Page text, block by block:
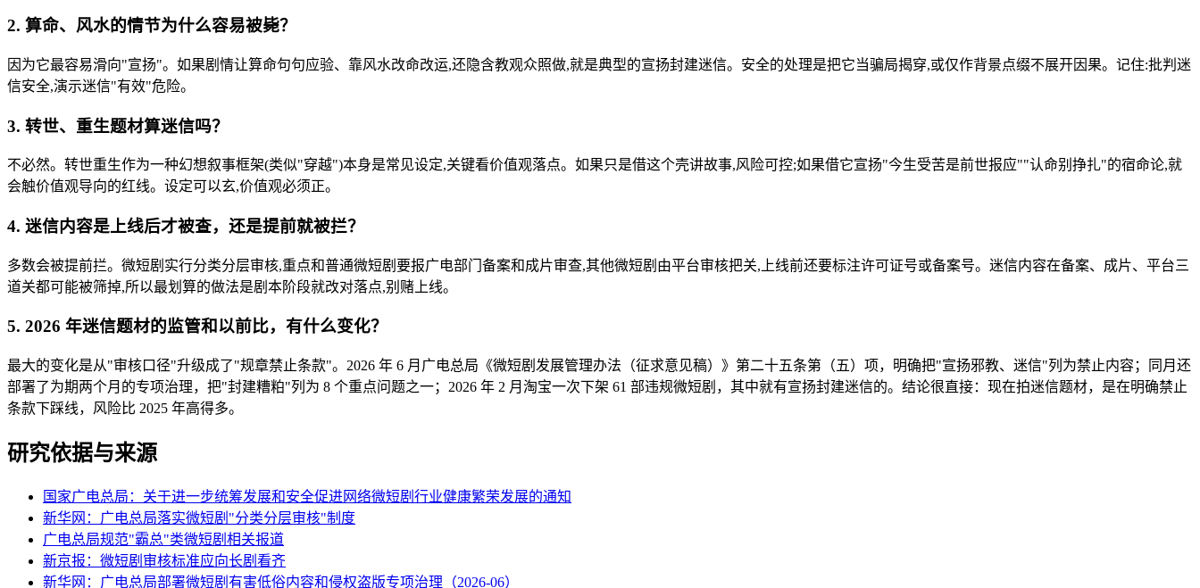
2. 算命、风水的情节为什么容易被毙？
因为它最容易滑向"宣扬"。如果剧情让算命句句应验、靠风水改命改运,还隐含教观众照做,就是典型的宣扬封建迷信。安全的处理是把它当骗局揭穿,或仅作背景点缀不展开因果。记住:批判迷
信安全,演示迷信"有效"危险。
3. 转世、重生题材算迷信吗？
不必然。转世重生作为一种幻想叙事框架(类似"穿越")本身是常见设定,关键看价值观落点。如果只是借这个壳讲故事,风险可控;如果借它宣扬"今生受苦是前世报应""认命别挣扎"的宿命论,就
会触价值观导向的红线。设定可以玄,价值观必须正。
4. 迷信内容是上线后才被查，还是提前就被拦？
多数会被提前拦。微短剧实行分类分层审核,重点和普通微短剧要报广电部门备案和成片审查,其他微短剧由平台审核把关,上线前还要标注许可证号或备案号。迷信内容在备案、成片、平台三
道关都可能被筛掉,所以最划算的做法是剧本阶段就改对落点,别赌上线。
5. 2026 年迷信题材的监管和以前比，有什么变化？
最大的变化是从"审核口径"升级成了"规章禁止条款"。2026 年 6 月广电总局《微短剧发展管理办法（征求意见稿）》第二十五条第（五）项，明确把"宣扬邪教、迷信"列为禁止内容；同月还
部署了为期两个月的专项治理，把"封建糟粕"列为 8 个重点问题之一；2026 年 2 月淘宝一次下架 61 部违规微短剧，其中就有宣扬封建迷信的。结论很直接：现在拍迷信题材，是在明确禁止
条款下踩线，风险比 2025 年高得多。
研究依据与来源
国家广电总局：关于进一步统筹发展和安全促进网络微短剧行业健康繁荣发展的通知
新华网：广电总局落实微短剧"分类分层审核"制度
广电总局规范"霸总"类微短剧相关报道
新京报：微短剧审核标准应向长剧看齐
新华网：广电总局部署微短剧有害低俗内容和侵权盗版专项治理（2026-06）